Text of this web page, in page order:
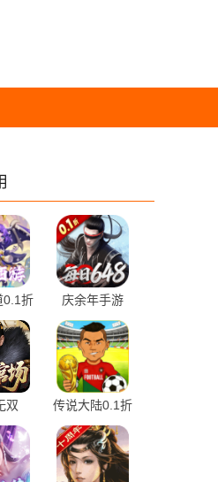
0.1折
新版
庆余年手游
6.3.1.658572
最新版
双
1.0.1
传说大陆0.1折
1.0.2 安卓版